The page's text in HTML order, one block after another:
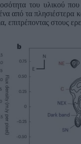
του υλικού
από τα πλησιέστερα
στους